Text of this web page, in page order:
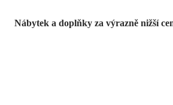
Nábytek a doplňky za výrazně nižší